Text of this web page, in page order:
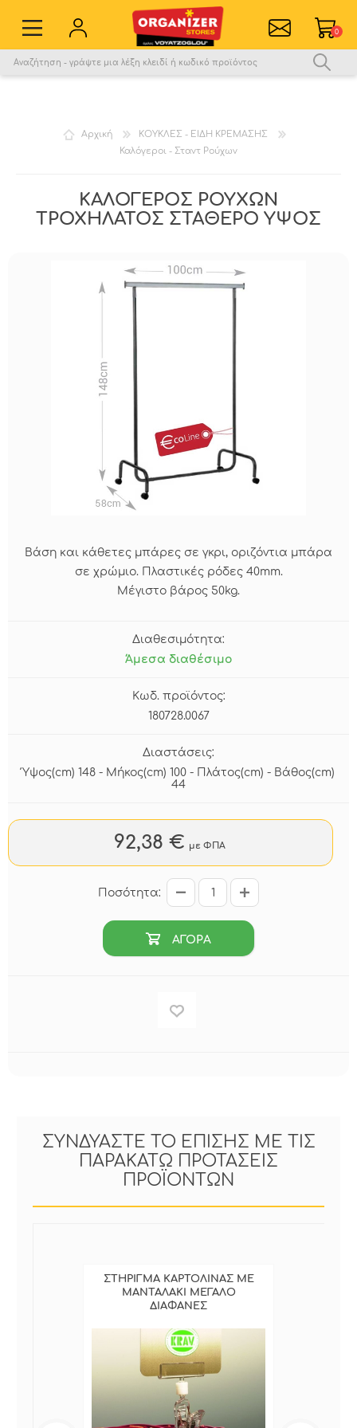
0
Αγαπημένα
Αρχική
ΚΟΥΚΛΕΣ - ΕΙΔΗ ΚΡΕΜΑΣΗΣ
Καλόγεροι - Σταντ Ρούχων
ΚΑΛΟΓΕΡΟΣ ΡΟΥΧΩΝ
ΤΡΟΧΗΛΑΤΟΣ ΣΤΑΘΕΡΟ ΥΨΟΣ
Βάση και κάθετες μπάρες σε γκρι, oριζόντια μπάρα
σε χρώμιο. Πλαστικές ρόδες 40mm.
Μέγιστο βάρος 50kg.
Διαθεσιμότητα:
Άμεσα διαθέσιμο
Κωδ. προϊόντος:
180728.0067
Διαστάσεις:
Ύψος(cm) 148 - Μήκος(cm) 100 - Πλάτος(cm) - Βάθος(cm)
44
92,38 € με ΦΠΑ
Ποσότητα:
ΑΓΟΡΑ
ΣΥΝΔΥΑΣΤΕ ΤΟ ΕΠΙΣΗΣ ΜΕ ΤΙΣ
ΠΑΡΑΚΑΤΩ ΠΡΟΤΑΣΕΙΣ
ΠΡΟΪΟΝΤΩΝ
ΣΤΗΡΙΓΜΑ ΚΑΡΤΟΛΙΝΑΣ ΜΕ
ΜΑΝΤΑΛΑΚΙ ΜΕΓΑΛΟ
ΔΙΑΦΑΝΕΣ